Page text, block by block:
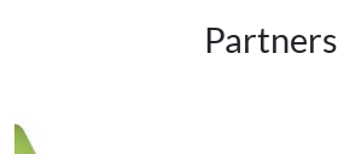
Partners